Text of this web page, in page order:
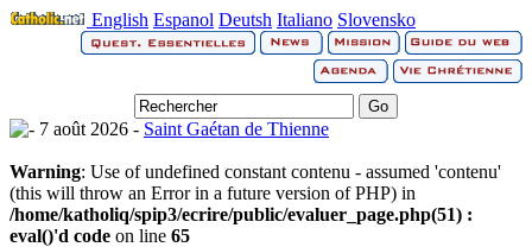
English Espanol Deutsh Italiano Slovensko
7 août 2026 - Saint Gaétan de Thienne
Warning: Use of undefined constant contenu - assumed 'contenu'
(this will throw an Error in a future version of PHP) in
/home/katholiq/spip3/ecrire/public/evaluer_page.php(51) :
eval()'d code on line 65